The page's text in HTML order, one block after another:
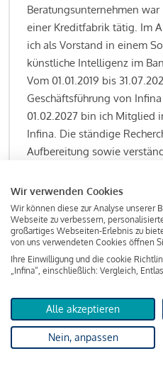
Beratungsunternehmen war
einer Kreditfabrik tätig. Im
ich als Vorstand in einem
künstliche Intelligenz im
Vom 01.01.2019 bis
Geschäftsführung von
01.02.2027 bin ich Mitglied
Infina. Die ständige
Aufbereitung sowie
Kreditgeschäft gehören zu
Schwerpunktsetzungen
Lesen Sie meine
KreditindexDas
Wir verwenden Cookies
Wir können diese zur Analyse unserer
Webseite zu verbessern,
großartiges Webseiten-Erlebnis zu
von uns verwendeten Cookies öffnen
Ihre Einwilligung und die cookie
„Infina“, einschließlich: Vergleich,
Alle akzeptieren
Nein, anpassen